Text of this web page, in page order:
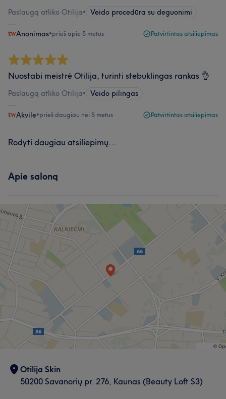
Paslaugą atliko Otilija• Veido procedūra su deguonimi
Anonimas•prieš apie 5 metus Patvirtintas atsiliepimas
Nuostabi meistrė Otilija, turinti stebuklingas rankas 👌
Paslaugą atliko Otilija• Veido pilingas
Akvile•prieš daugiau nei 5 metus Patvirtintas atsiliepimas
Rodyti daugiau atsiliepimų...
Apie saloną
Otilija Skin
50200 Savanorių pr. 276, Kaunas (Beauty Loft S3)